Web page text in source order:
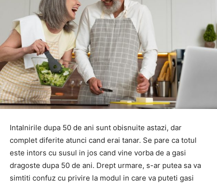
Intalnirile dupa 50 de ani sunt obisnuite astazi, dar
complet diferite atunci cand erai tanar. Se pare ca totul
este intors cu susul in jos cand vine vorba de a gasi
dragoste dupa 50 de ani. Drept urmare, s-ar putea sa va
simtiti confuz cu privire la modul in care va puteti gasi